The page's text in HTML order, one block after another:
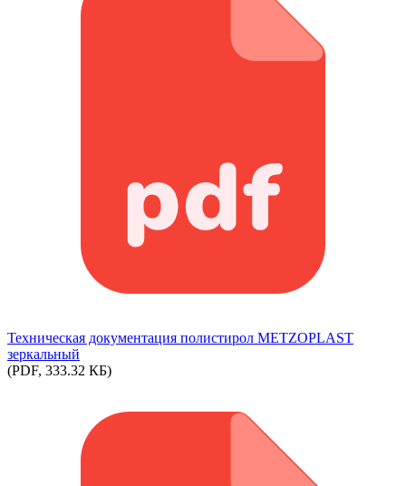
Техническая документация полистирол METZOPLAST
зеркальный
(PDF, 333.32 КБ)